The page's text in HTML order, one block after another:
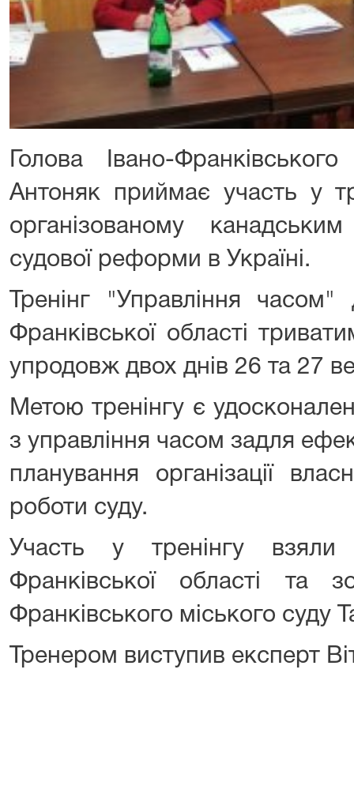
Голова Івано-
Антоняк приймає участь у
організованому
судової реформи в Україні.
Тренінг "Управління часом"
Франківської області
упродовж двох днів 26 та 27
Метою тренінгу є
з управління часом задля
планування організації
роботи суду.
Участь у тренінгу взяли
Франківської області та
Франківського міського суду
Тренером виступив експерт